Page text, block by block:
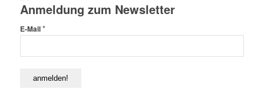
Anmeldung zum Newsletter
E-Mail*